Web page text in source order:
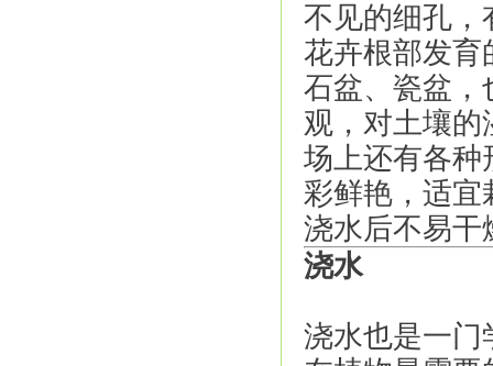
不见的细孔，
花卉根部发育
石盆、瓷盆，
观，对土壤的
场上还有各种
彩鲜艳，适宜
浇水后不易干
浇水
浇水也是一门